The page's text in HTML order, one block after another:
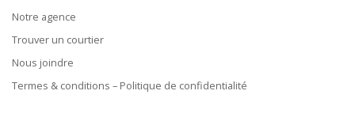
Notre agence
Trouver un courtier
Nous joindre
Termes & conditions – Politique de confidentialité